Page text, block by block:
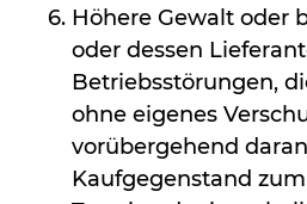
Höhere Gewalt oder
oder dessen
Betriebsstörungen,
ohne eigenes
vorübergehend
Kaufgegenstand